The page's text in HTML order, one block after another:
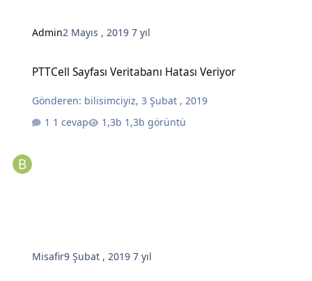
Admin2 Mayıs , 20197 yıl
PTTCell Sayfası Veritabanı Hatası Veriyor
Gönderen: bilisimciyiz,3 Şubat , 2019
1 cevap
1,3b görüntü
Misafir9 Şubat , 20197 yıl